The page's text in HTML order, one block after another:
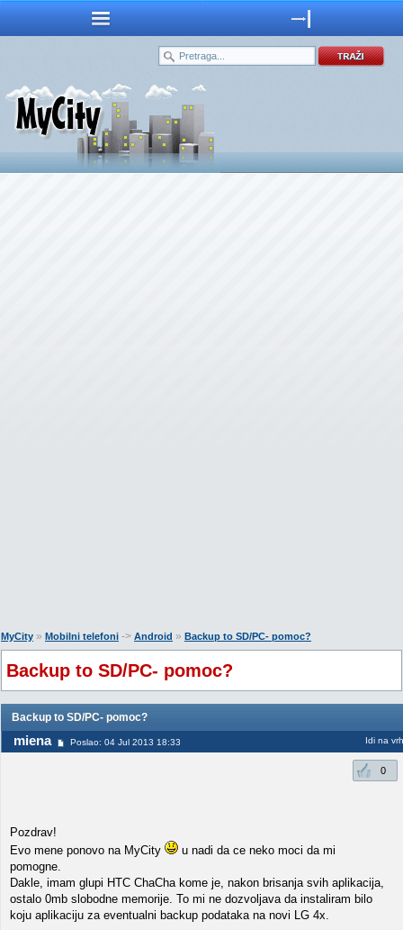
MyCity » Mobilni telefoni -> Android » Backup to SD/PC- pomoc?
Backup to SD/PC- pomoc?
Backup to SD/PC- pomoc?
miena Poslao: 04 Jul 2013 18:33 Idi na vrh
0
Pozdrav!
Evo mene ponovo na MyCity
u nadi da ce neko moci da mi
pomogne.
Dakle, imam glupi HTC ChaCha kome je, nakon brisanja svih aplikacija,
ostalo 0mb slobodne memorije. To mi ne dozvoljava da instaliram bilo
koju aplikaciju za eventualni backup podataka na novi LG 4x.